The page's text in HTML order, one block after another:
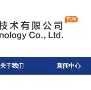
关于我们 新闻中心